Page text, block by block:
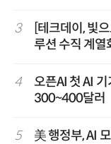
3
[테크데이, 빛
루션 수직 계
4
오픈AI 첫 AI
300~400달러
5 美 행정부, AI